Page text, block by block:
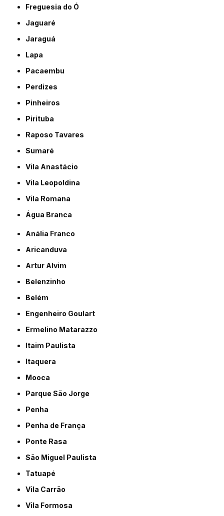
Freguesia do Ó
Jaguaré
Jaraguá
Lapa
Pacaembu
Perdizes
Pinheiros
Pirituba
Raposo Tavares
Sumaré
Vila Anastácio
Vila Leopoldina
Vila Romana
Água Branca
Anália Franco
Aricanduva
Artur Alvim
Belenzinho
Belém
Engenheiro Goulart
Ermelino Matarazzo
Itaim Paulista
Itaquera
Mooca
Parque São Jorge
Penha
Penha de França
Ponte Rasa
São Miguel Paulista
Tatuapé
Vila Carrão
Vila Formosa